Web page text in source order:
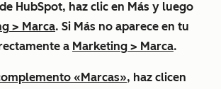
HubSpot, haz clic en Más y luego
> Marca. Si Más no aparece en tu
a Marketing > Marca.
«Marcas», haz clicen